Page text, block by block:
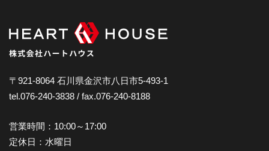
2024年12月
2024年11月
2024年10月
2024年9月
2024年7月
〒921-8064 石川県金沢市八日市5-493-1
tel.076-240-3838 / fax.076-240-8188
営業時間：10:00～17:00
定休日：水曜日